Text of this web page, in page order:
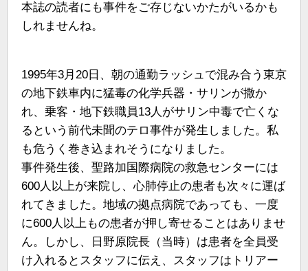
本誌の読者にも事件をご存じないかたがいるかも
しれませんね。
1995年3月20日、朝の通勤ラッシュで混み合う東京
の地下鉄車内に猛毒の化学兵器・サリンが撒か
れ、乗客・地下鉄職員13人がサリン中毒で亡くな
るという前代未聞のテロ事件が発生しました。私
も危うく巻き込まれそうになりました。
事件発生後、聖路加国際病院の救急センターには
600人以上が来院し、心肺停止の患者も次々に運ば
れてきました。地域の拠点病院であっても、一度
に600人以上もの患者が押し寄せることはありませ
ん。しかし、日野原院長（当時）は患者を全員受
け入れるとスタッフに伝え、スタッフはトリアー